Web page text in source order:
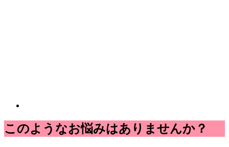
このようなお悩みはありませんか？